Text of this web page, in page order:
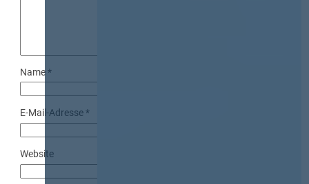
Name*
E-Mail-Adresse*
Website